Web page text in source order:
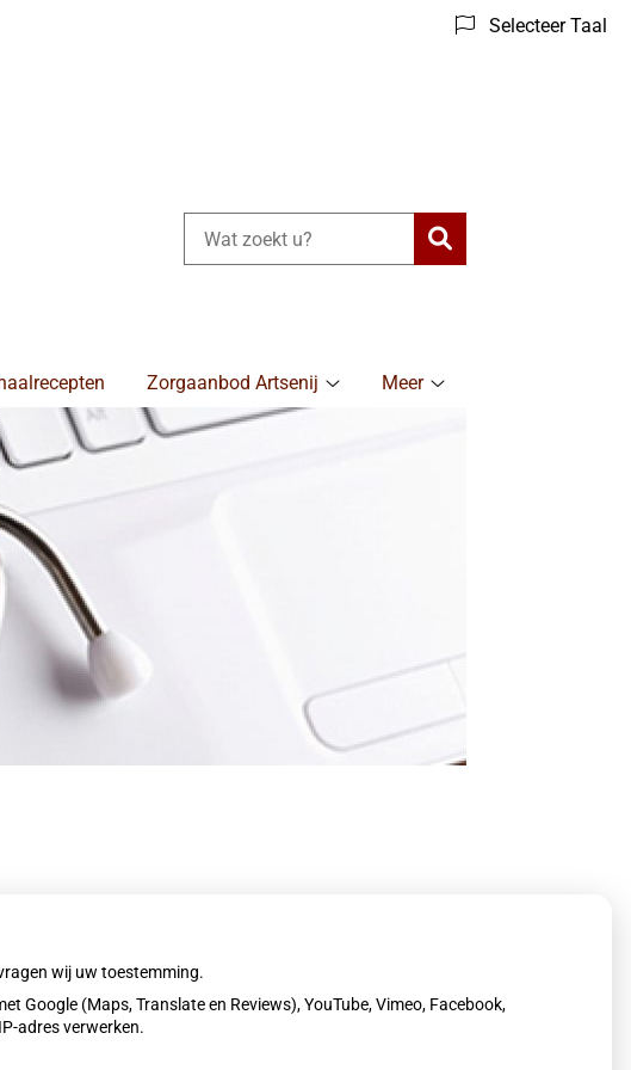
Selecteer Taal
Zoeken
Zorgaanbod Artsenij
Meer
wij uw toestemming.
Google (Maps, Translate en Reviews), YouTube, Vimeo, Facebook,
adres verwerken.